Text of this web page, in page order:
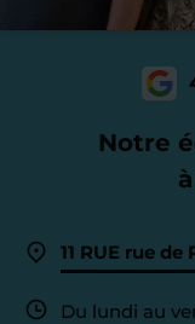
Notre
11 RUE rue
Du lundi au